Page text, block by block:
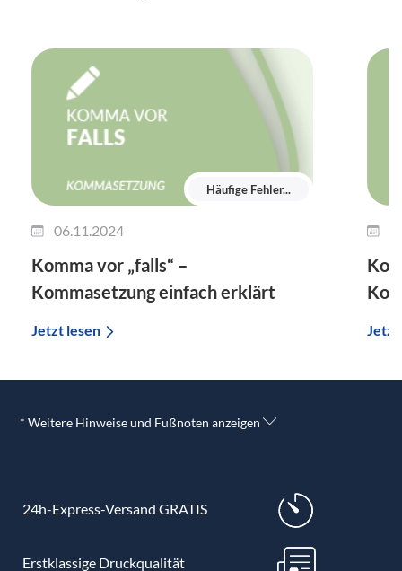
Häufige Fehler...
06.11.2024
Komma vor „falls“ –
Kommasetzung einfach erklärt
Jetzt lesen
* Weitere Hinweise und Fußnoten anzeigen
24h-Express-Versand GRATIS
Erstklassige Druckqualität